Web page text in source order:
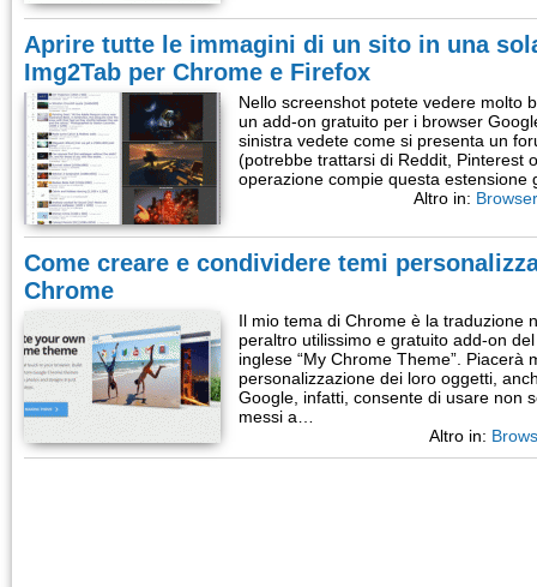
Aprire tutte le immagini di un sito in una
Img2Tab per Chrome e Firefox
Nello screenshot potete vedere molto
un add-on gratuito per i browser
sinistra vedete come si presenta un
(potrebbe trattarsi di Reddit, Pinterest
operazione compie questa
Altro in: Browser
Come creare e condividere temi
Chrome
Il mio tema di Chrome è la traduzione
peraltro utilissimo e gratuito add-on
inglese “My Chrome Theme”. Piacerà
personalizzazione dei loro oggetti,
Google, infatti, consente di usare non
messi a…
Altro in: